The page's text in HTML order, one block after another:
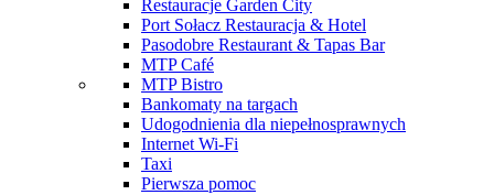
Restauracje Garden City
Port Sołacz Restauracja & Hotel
Pasodobre Restaurant & Tapas Bar
MTP Café
MTP Bistro
Bankomaty na targach
Udogodnienia dla niepełnosprawnych
Internet Wi-Fi
Taxi
Pierwsza pomoc